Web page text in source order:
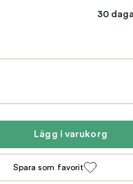
30
Lägg i varukorg
Spara som favorit